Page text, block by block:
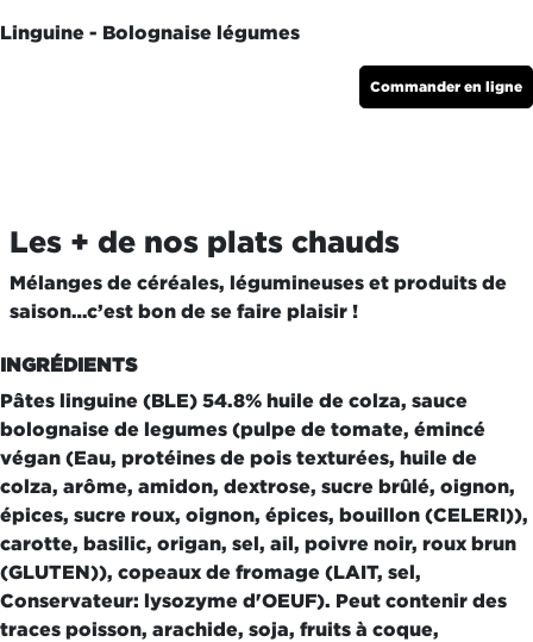
Linguine - Bolognaise légumes
Commander en ligne
Les + de nos plats chauds
Mélanges de céréales, légumineuses et produits de
saison…c’est bon de se faire plaisir !
INGRÉDIENTS
Pâtes linguine (BLE) 54.8% huile de colza, sauce
bolognaise de legumes (pulpe de tomate, émincé
végan (Eau, protéines de pois texturées, huile de
colza, arôme, amidon, dextrose, sucre brûlé, oignon,
épices, sucre roux, oignon, épices, bouillon (CELERI)),
carotte, basilic, origan, sel, ail, poivre noir, roux brun
(GLUTEN)), copeaux de fromage (LAIT, sel,
Conservateur: lysozyme d'OEUF). Peut contenir des
traces poisson, arachide, soja, fruits à coque,